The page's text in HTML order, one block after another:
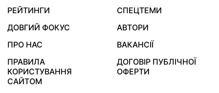
РЕЙТИНГИ
СПЕЦТЕМИ
ДОВГИЙ ФОКУС
АВТОРИ
ПРО НАС
ВАКАНСІЇ
ПРАВИЛА
КОРИСТУВАННЯ
САЙТОМ
ДОГОВІР ПУБЛІЧНОЇ
ОФЕРТИ